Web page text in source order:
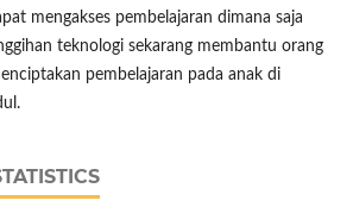
mengakses pembelajaran dimana saja
teknologi sekarang membantu orang
pembelajaran pada anak di